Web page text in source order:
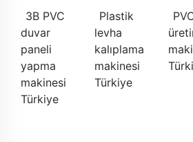
3B PVC
duvar
paneli
yapma
makinesi
Türkiye
Plastik
levha
kalıplama
makinesi
Türkiye